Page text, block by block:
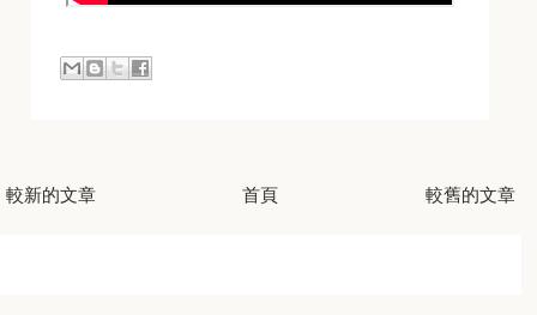
較新的文章 較舊的文章
首頁